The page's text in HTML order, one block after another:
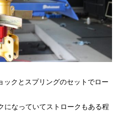
ックとスプリングのセットでロー
になっていてストロークもある程